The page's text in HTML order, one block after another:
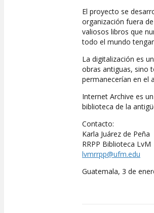
El proyecto se
organización fuera
valiosos libros que
todo el mundo
La digitalización es
obras antiguas, sino
permanecerían en el
Internet Archive es
biblioteca de la
Contacto:
Karla Juárez de Peña
RRPP Biblioteca LvM
lvmrrpp@ufm.edu
Guatemala, 3 de